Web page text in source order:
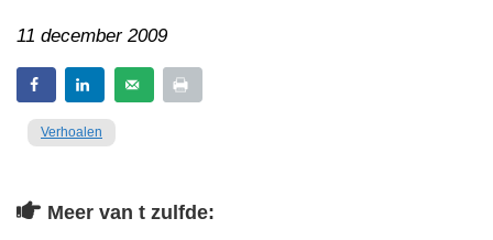
11 december 2009
Verhoalen
Meer van t zulfde: